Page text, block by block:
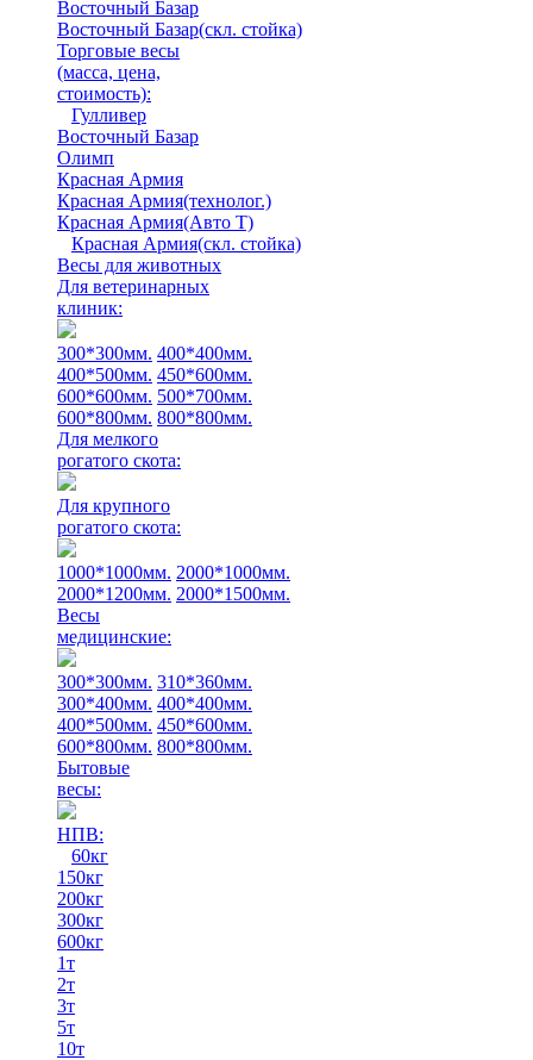
Восточный Базар
Восточный Базар(скл. стойка)
Торговые весы
(масса, цена,
стоимость):
Гулливер
Восточный Базар
Олимп
Красная Армия
Красная Армия(технолог.)
Красная Армия(Авто Т)
Красная Армия(скл. стойка)
Весы для животных
Для ветеринарных
клиник:
300*300мм. 400*400мм.
400*500мм. 450*600мм.
600*600мм. 500*700мм.
600*800мм. 800*800мм.
Для мелкого
рогатого скота:
Для крупного
рогатого скота:
1000*1000мм. 2000*1000мм.
2000*1200мм. 2000*1500мм.
Весы
медицинские:
300*300мм. 310*360мм.
300*400мм. 400*400мм.
400*500мм. 450*600мм.
600*800мм. 800*800мм.
Бытовые
весы:
НПВ:
60кг
150кг
200кг
300кг
600кг
1т
2т
3т
5т
10т